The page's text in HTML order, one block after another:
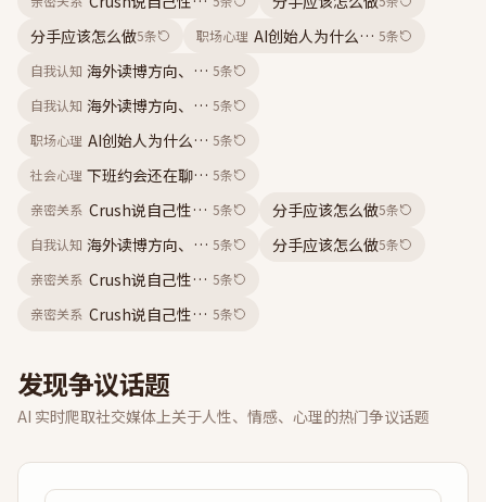
分手应该怎么做5条 职场心理 AI创始人为什么总约会失败
5条
自我认知 海外读博方向、海外读博体验、海外读博经验、留学经历
5条
自我认知 海外读博方向、海外读博体验、海外读博经验、留学经历
5条
职场心理 AI创始人为什么总约会失败
5条
社会心理 下班约会还在聊AI创业是什么感觉
5条
亲密关系 Crush说自己性格比较古怪喜欢一个人待着 是在养鱼吗
5条 分手应该怎么做5条
自我认知 海外读博方向、海外读博体验、海外读博经验、留学经历
5条 分手应该怎么做5条
亲密关系 Crush说自己性格比较古怪喜欢一个人待着 是在养鱼吗
5条
亲密关系 Crush说自己性格比较古怪喜欢一个人待着 是在养鱼吗
5条
发现争议话题
AI 实时爬取社交媒体上关于人性、情感、心理的热门争议话题